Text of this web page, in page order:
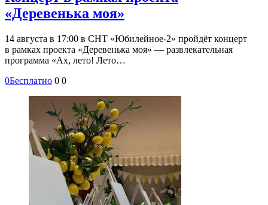
«Деревенька моя»
14 августа в 17:00 в СНТ «Юбилейное-2» пройдёт концерт
в рамках проекта «Деревенька моя» — развлекательная
программа «Ах, лето! Лето…
0Бесплатно 0 0